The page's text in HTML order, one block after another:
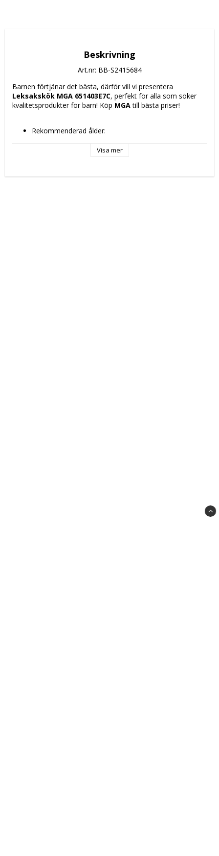
Beskrivning
Art.nr: BB-S2415684
Leksakskök MGA 651403E7C, perfekt för alla som söker
kvalitetsprodukter för barn! Köp MGA till bästa priser!
Rekommenderad ålder:
Visa mer